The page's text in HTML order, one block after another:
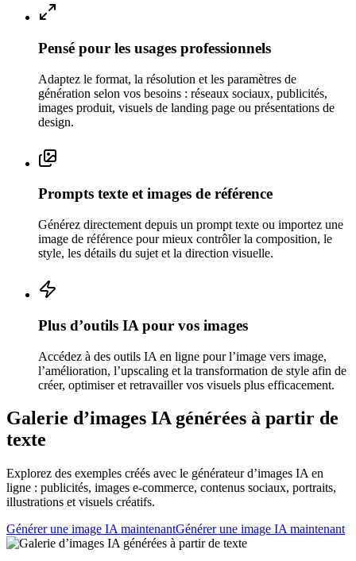
Pensé pour les usages professionnels
Adaptez le format, la résolution et les paramètres de
génération selon vos besoins : réseaux sociaux, publicités,
images produit, visuels de landing page ou présentations de
design.
Prompts texte et images de référence
Générez directement depuis un prompt texte ou importez une
image de référence pour mieux contrôler la composition, le
style, les détails du sujet et la direction visuelle.
Plus d’outils IA pour vos images
Accédez à des outils IA en ligne pour l’image vers image,
l’amélioration, l’upscaling et la transformation de style afin de
créer, optimiser et retravailler vos visuels plus efficacement.
Galerie d’images IA générées à partir de
texte
Explorez des exemples créés avec le générateur d’images IA en
ligne : publicités, images e-commerce, contenus sociaux, portraits,
illustrations et visuels créatifs.
Générer une image IA maintenantGénérer une image IA maintenant